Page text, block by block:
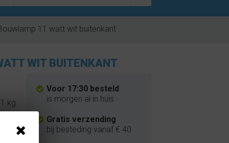
11 watt wit buitenkant
WIT BUITENKANT
1 kg
Voor 17:30 besteld
is morgen al in huis
Gratis verzending
bij besteding vanaf € 40